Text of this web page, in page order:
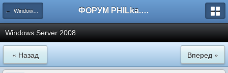
← Windows NT/2000/2003/2008/2012/2016/2019 ФОРУМ PHILka.RU
Windows Server 2008
« Назад Вперед »